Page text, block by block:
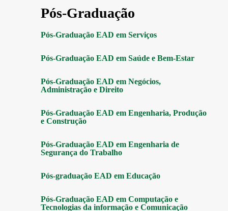
Pós-Graduação
Pós-Graduação EAD em Serviços
Pós-Graduação EAD em Saúde e Bem-Estar
Pós-Graduação EAD em Negócios,
Administração e Direito
Pós-Graduação EAD em Engenharia, Produção
e Construção
Pós-Graduação EAD em Engenharia de
Segurança do Trabalho
Pós-graduação EAD em Educação
Pós-Graduação EAD em Computação e
Tecnologias da informação e Comunicação